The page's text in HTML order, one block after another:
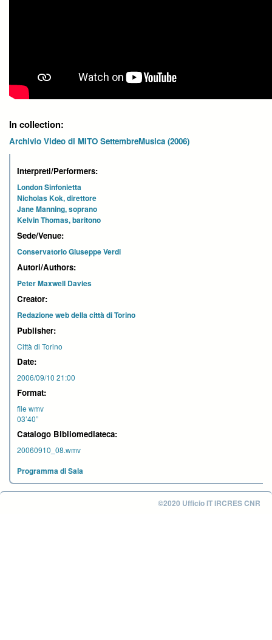
In collection:
Archivio Video di MITO SettembreMusica (2006)
Interpreti/Performers:
London Sinfonietta
Nicholas Kok, direttore
Jane Manning, soprano
Kelvin Thomas, baritono
Sede/Venue:
Conservatorio Giuseppe Verdi
Autori/Authors:
Peter Maxwell Davies
Creator:
Redazione web della città di Torino
Publisher:
Città di Torino
Date:
2006/09/10 21:00
Format:
file wmv
03’40”
Catalogo Bibliomediateca:
20060910_08.wmv
Programma di Sala
©2020 Ufficio IT IRCRES CNR